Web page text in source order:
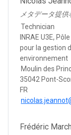
メタデータ提供
Technician
INRAE U3E,
pour la gestion
environnement
Moulin des
35042 Pont-
FR
Frédéric